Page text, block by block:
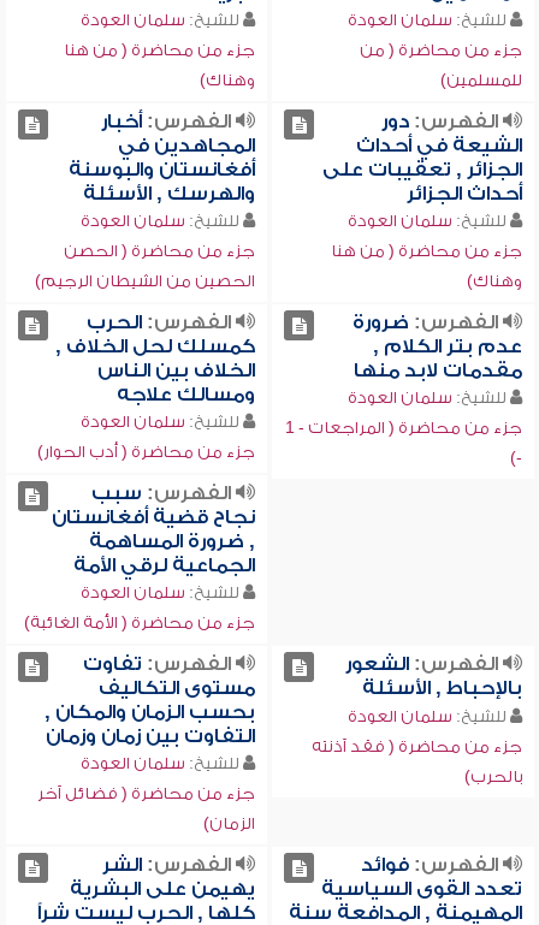
للشيخ: سلمان العودة
جزء من محاضرة ( من
للمسلمين)
للشيخ: سلمان العودة
جزء من محاضرة ( من هنا
وهناك)
الفهرس:دور
الشيعة في أحداث
الجزائر , تعقيبات على
أحداث الجزائر
للشيخ: سلمان العودة
جزء من محاضرة ( من هنا
وهناك)
الفهرس:أخبار
المجاهدين في
أفغانستان والبوسنة
والهرسك , الأسئلة
للشيخ: سلمان العودة
جزء من محاضرة ( الحصن
الحصين من الشيطان الرجيم)
الفهرس: ضرورة
عدم بتر الكلام ,
مقدمات لابد منها
للشيخ: سلمان العودة
جزء من محاضرة ( المراجعات - 1
-)
الفهرس:الحرب
كمسلك لحل الخلاف ,
الخلاف بين الناس
ومسالك علاجه
للشيخ: سلمان العودة
جزء من محاضرة ( أدب الحوار)
الفهرس: سبب
نجاح قضية أفغانستان
, ضرورة المساهمة
الجماعية لرقي الأمة
للشيخ: سلمان العودة
جزء من محاضرة ( الأمة الغائبة)
الفهرس:الشعور
بالإحباط , الأسئلة
للشيخ: سلمان العودة
جزء من محاضرة ( فقد آذنته
بالحرب)
الفهرس: تفاوت
مستوى التكاليف
بحسب الزمان والمكان ,
التفاوت بين زمان وزمان
للشيخ: سلمان العودة
جزء من محاضرة ( فضائل آخر
الزمان)
الفهرس:فوائد
تعدد القوى السياسية
المهيمنة , المدافعة سنة
الفهرس:الشر
يهيمن على البشرية
كلها , الحرب ليست شراً